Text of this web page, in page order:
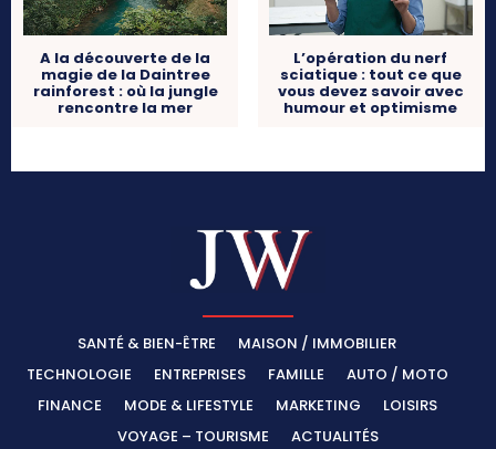
A la découverte de la
magie de la Daintree
rainforest : où la jungle
rencontre la mer
L’opération du nerf
sciatique : tout ce que
vous devez savoir avec
humour et optimisme
SANTÉ & BIEN-ÊTRE
MAISON / IMMOBILIER
TECHNOLOGIE
ENTREPRISES FAMILLE
AUTO / MOTO
FINANCE
MODE & LIFESTYLE MARKETING
LOISIRS
VOYAGE – TOURISME
ACTUALITÉS